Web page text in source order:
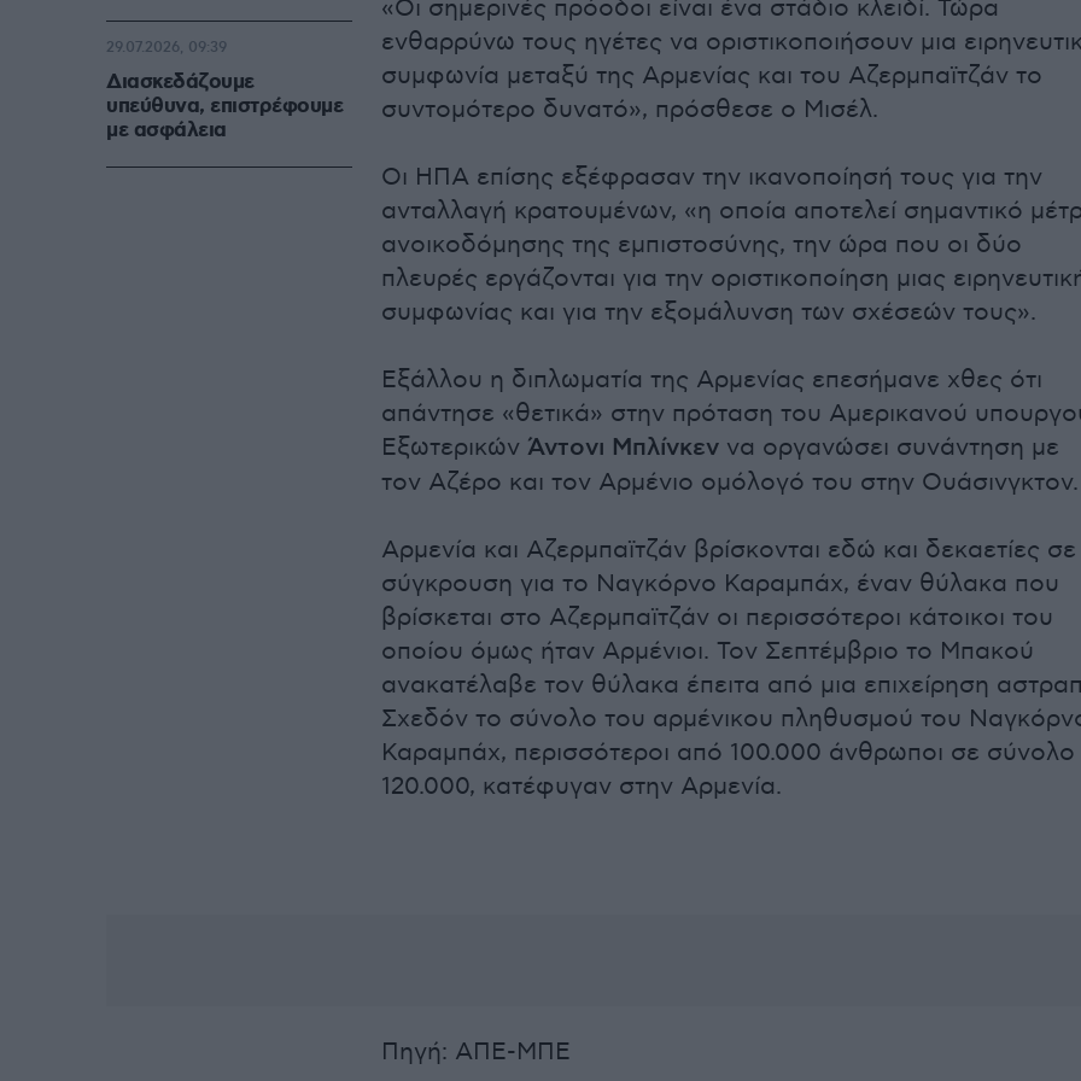
«Οι σημερινές πρόοδοι είναι ένα στάδιο κλειδί. Τώρα
ενθαρρύνω τους ηγέτες να οριστικοποιήσουν μια
συμφωνία μεταξύ της Αρμενίας και του Αζερμπαϊτζάν το
συντομότερο δυνατό», πρόσθεσε ο Μισέλ.
Οι ΗΠΑ επίσης εξέφρασαν την ικανοποίησή τους για την
ανταλλαγή κρατουμένων, «η οποία αποτελεί σημαντικό
ανοικοδόμησης της εμπιστοσύνης, την ώρα που οι δύο
πλευρές εργάζονται για την οριστικοποίηση μιας
συμφωνίας και για την εξομάλυνση των σχέσεών τους».
Εξάλλου η διπλωματία της Αρμενίας επεσήμανε χθες ότι
απάντησε «θετικά» στην πρόταση του Αμερικανού
Εξωτερικών Άντονι Μπλίνκεν να οργανώσει συνάντηση με
τον Αζέρο και τον Αρμένιο ομόλογό του στην Ουάσινγκτον.
Αρμενία και Αζερμπαϊτζάν βρίσκονται εδώ και δεκαετίες σε
σύγκρουση για το Ναγκόρνο Καραμπάχ, έναν θύλακα που
βρίσκεται στο Αζερμπαϊτζάν οι περισσότεροι κάτοικοι του
οποίου όμως ήταν Αρμένιοι. Τον Σεπτέμβριο το Μπακού
ανακατέλαβε τον θύλακα έπειτα από μια επιχείρηση
Σχεδόν το σύνολο του αρμένικου πληθυσμού του
Καραμπάχ, περισσότεροι από 100.000 άνθρωποι σε σύνολο
120.000, κατέφυγαν στην Αρμενία.
Πηγή: ΑΠΕ-ΜΠΕ
Διασκεδάζουμε
υπεύθυνα, επιστρέφουμε
με ασφάλεια
29.07.2026, 09:39